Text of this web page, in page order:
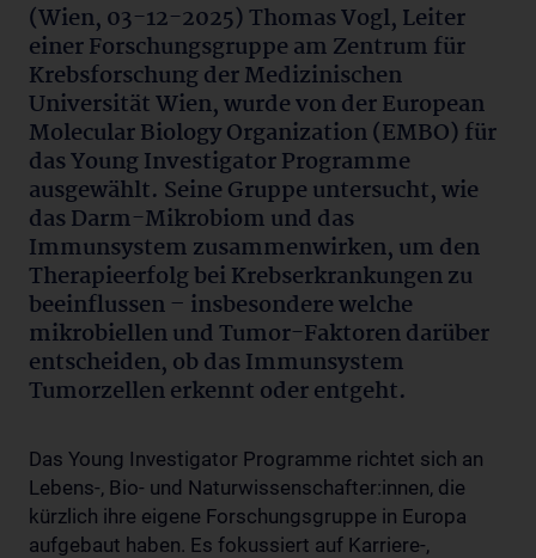
(Wien, 03-12-2025) Thomas Vogl, Leiter
einer Forschungsgruppe am Zentrum für
Krebsforschung der Medizinischen
Universität Wien, wurde von der European
Molecular Biology Organization (EMBO) für
das Young Investigator Programme
ausgewählt. Seine Gruppe untersucht, wie
das Darm-Mikrobiom und das
Immunsystem zusammenwirken, um den
Therapieerfolg bei Krebserkrankungen zu
beeinflussen – insbesondere welche
mikrobiellen und Tumor-Faktoren darüber
entscheiden, ob das Immunsystem
Tumorzellen erkennt oder entgeht.
Das Young Investigator Programme richtet sich an
Lebens-, Bio- und Naturwissenschafter:innen, die
kürzlich ihre eigene Forschungsgruppe in Europa
aufgebaut haben. Es fokussiert auf Karriere-,